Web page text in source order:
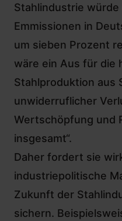
Stahlindustrie
Emmissionen in
um sieben Prozent
wäre ein Aus für die
Stahlproduktion aus
unwiderruflicher
Wertschöpfung und
insgesamt“.
Daher fordert sie
industriepolitische
Zukunft der
sichern.